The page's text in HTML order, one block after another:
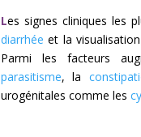
Les signes cliniques les
diarrhée et la
Parmi les facteurs
parasitisme, la
urogénitales comme les